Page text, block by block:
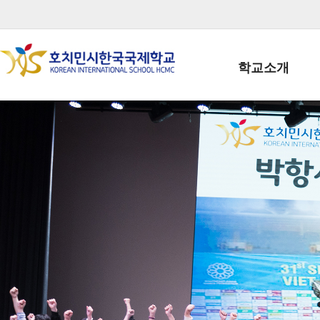
학교소개
학교장인사말
학생회장인사말
학교상징
학교 CI
교직원현황
학생현황
위치/전화
전경사진